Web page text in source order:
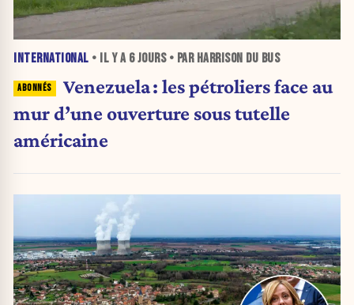
INTERNATIONAL • IL Y A 6 JOURS• PAR HARRISON DU BUS
Venezuela : les pétroliers face au
mur d’une ouverture sous tutelle
américaine